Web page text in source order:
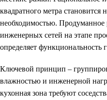
квадратного метра становится
необходимостью. Продуманное
инженерных сетей на этапе
определяет функциональность
Ключевой принцип –
влажностью и инженерной
кухонная зона требуют